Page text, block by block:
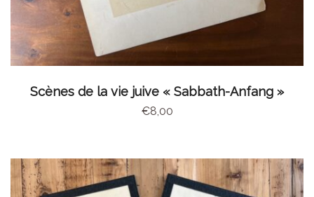
AJOUTER AU PANIER
Scènes de la vie juive « Sabbath-Anfang »
€8,00